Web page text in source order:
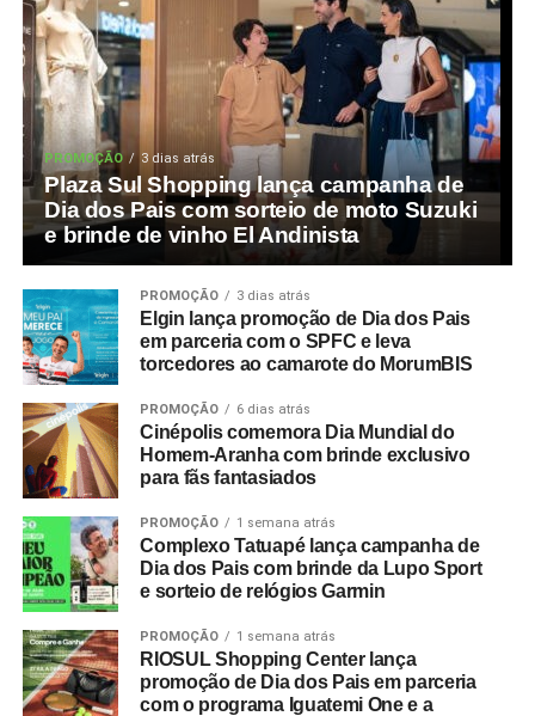
PROMOÇÃO 3 dias atrás
Plaza Sul Shopping lança campanha de
Dia dos Pais com sorteio de moto Suzuki
e brinde de vinho El Andinista
PROMOÇÃO 3 dias atrás
Elgin lança promoção de Dia dos Pais
em parceria com o SPFC e leva
torcedores ao camarote do MorumBIS
PROMOÇÃO 6 dias atrás
Cinépolis comemora Dia Mundial do
Homem-Aranha com brinde exclusivo
para fãs fantasiados
PROMOÇÃO 1 semana atrás
Complexo Tatuapé lança campanha de
Dia dos Pais com brinde da Lupo Sport
e sorteio de relógios Garmin
PROMOÇÃO 1 semana atrás
RIOSUL Shopping Center lança
promoção de Dia dos Pais em parceria
com o programa Iguatemi One e a